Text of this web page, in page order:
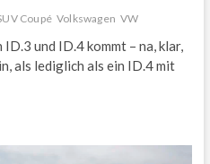
Coupé Volkswagen VW
und ID.4 kommt – na, klar,
als lediglich als ein ID.4 mit